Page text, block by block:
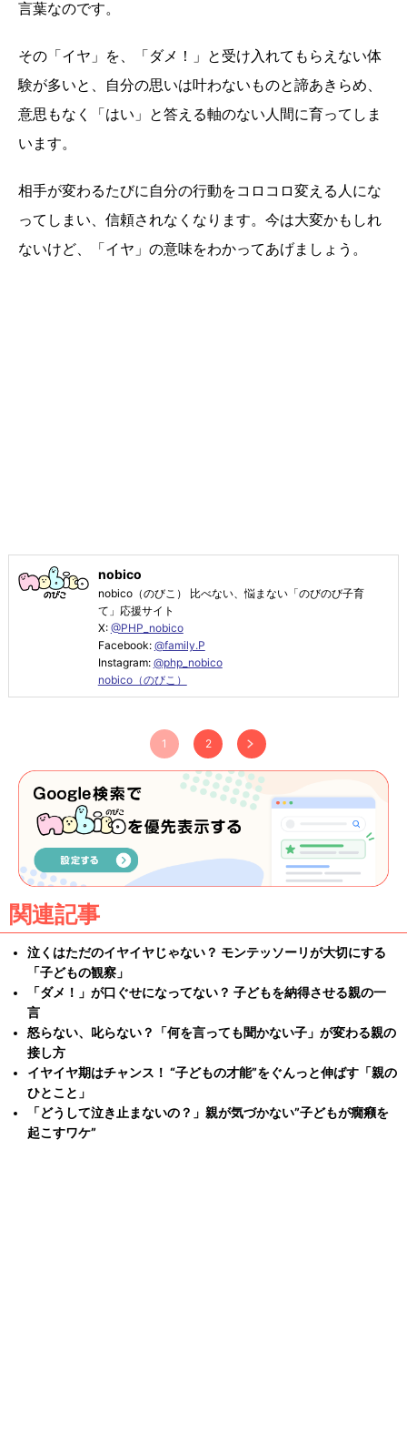
言葉なのです。
その「イヤ」を、「ダメ！」と受け入れてもらえない体
験が多いと、自分の思いは叶わないものと諦あきらめ、
意思もなく「はい」と答える軸のない人間に育ってしま
います。
相手が変わるたびに自分の行動をコロコロ変える人にな
ってしまい、信頼されなくなります。今は大変かもしれ
ないけど、「イヤ」の意味をわかってあげましょう。
nobico
nobico（のびこ） 比べない、悩まない「のびのび子育
て」応援サイト
X: @PHP_nobico
Facebook: @family.P
Instagram: @php_nobico
nobico（のびこ）
1 2
関連記事
泣くはただのイヤイヤじゃない？ モンテッソーリが大切にする
「子どもの観察」
「ダメ！」が口ぐせになってない？ 子どもを納得させる親の一
言
怒らない、叱らない？「何を言っても聞かない子」が変わる親の
接し方
イヤイヤ期はチャンス！ “子どもの才能”をぐんっと伸ばす「親の
ひとこと」
「どうして泣き止まないの？」親が気づかない”子どもが癇癪を
起こすワケ”